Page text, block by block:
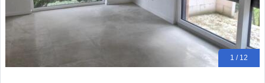
1 / 12